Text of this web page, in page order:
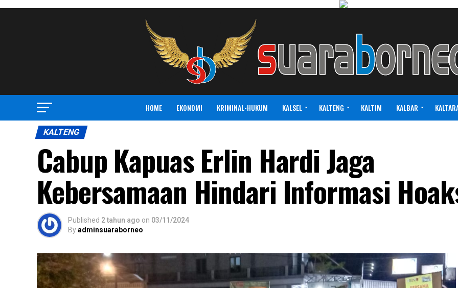
HOME EKONOMI KRIMINAL-HUKUM KALSEL KALTENG KALTIM KALBAR
KALTENG
Cabup Kapuas Erlin Hardi Jaga
Kebersamaan Hindari Informasi
Published 2 tahun ago on 03/11/2024
Byadminsuaraborneo